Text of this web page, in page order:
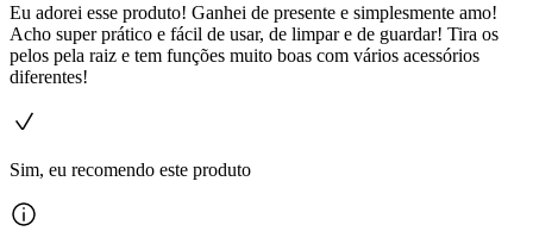
Eu adorei esse produto! Ganhei de presente e simplesmente amo!
Acho super prático e fácil de usar, de limpar e de guardar! Tira os
pelos pela raiz e tem funções muito boas com vários acessórios
diferentes!
Sim, eu recomendo este produto